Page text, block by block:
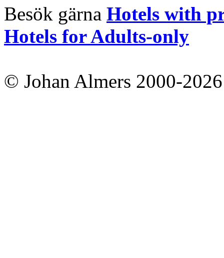
Besök gärna Hotels with
Hotels for Adults-only
© Johan Almers 2000-2026